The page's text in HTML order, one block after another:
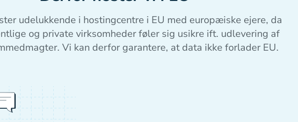
udelukkende i hostingcentre i EU med europæiske ejere, da
og private virksomheder føler sig usikre ift. udlevering af
Vi kan derfor garantere, at data ikke forlader EU.